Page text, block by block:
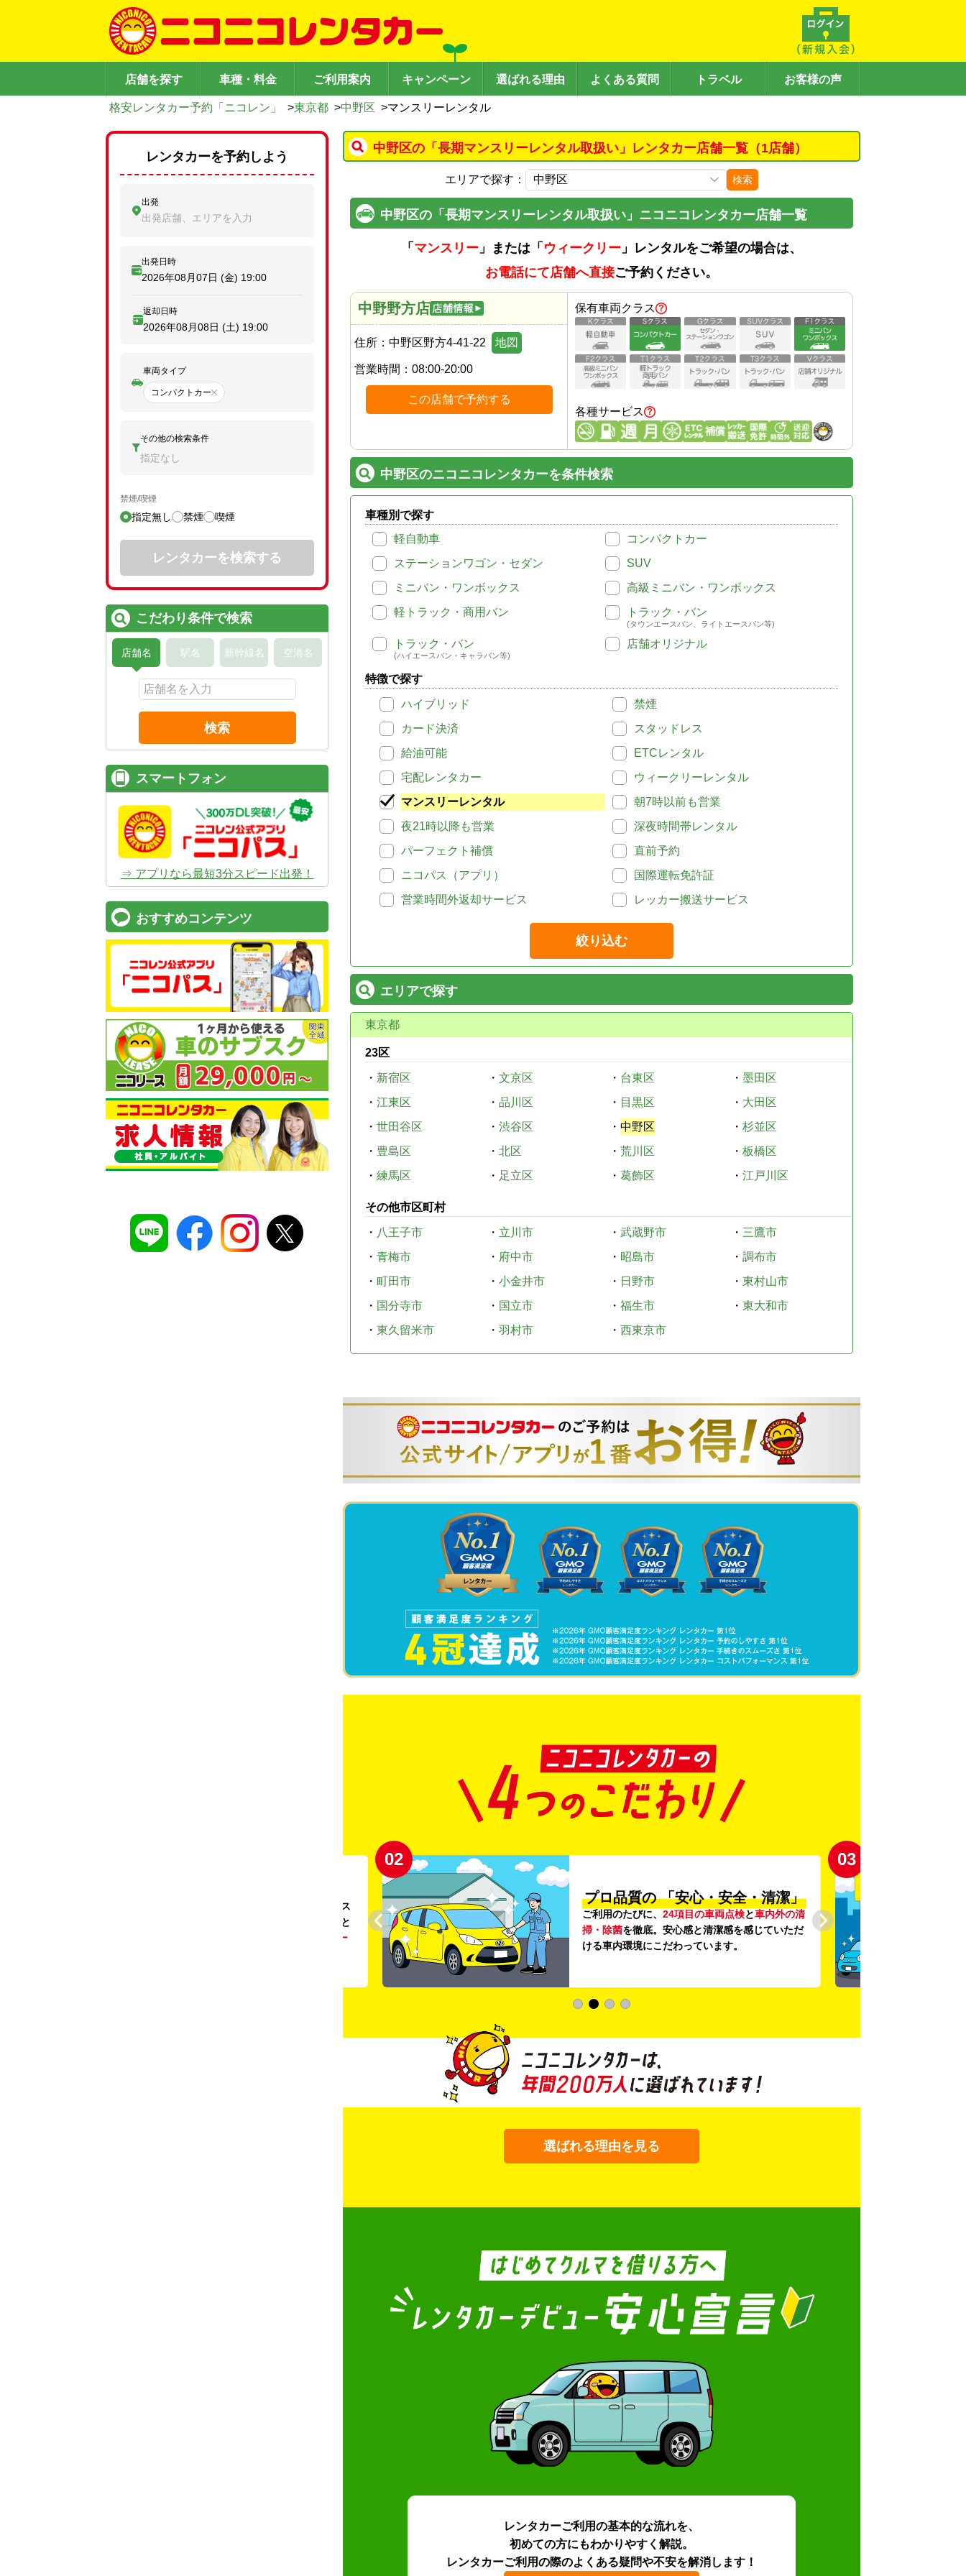
店舗を探す 車種・料金 ご利用案内 キャンペーン 選ばれる理由 よくある質問 トラベル お客様の声
格安レンタカー予約「ニコレン」 >東京都 >中野区 >マンスリーレンタル
中野区の「長期マンスリーレンタル取扱い」レンタカー店舗一覧（1店舗）
エリアで探す： 検索
中野区の「長期マンスリーレンタル取扱い」ニコニコレンタカー店舗一覧
「 マンスリー 」または「 ウィークリー 」レンタルをご希望の場合は、
お電話にて店舗へ直接ご予約ください。
中野野方店
住所： 中野区野方4-41-22 地図
営業時間： 08:00-20:00
この店舗で予約する
保有車両クラス
各種サービス
中野区のニコニコレンタカーを条件検索
車種別で探す
軽自動車
コンパクトカー
ステーションワゴン・セダン
SUV
ミニバン・ワンボックス
高級ミニバン・ワンボックス
軽トラック・商用バン
トラック・バン
(タウンエースバン、ライトエースバン等)
トラック・バン
(ハイエースバン・キャラバン等)
店舗オリジナル
特徴で探す
ハイブリッド
禁煙
カード決済
スタッドレス
給油可能
ETCレンタル
宅配レンタカー
ウィークリーレンタル
マンスリーレンタル
朝7時以前も営業
夜21時以降も営業
深夜時間帯レンタル
パーフェクト補償
直前予約
ニコパス（アプリ）
国際運転免許証
営業時間外返却サービス
レッカー搬送サービス
絞り込む
エリアで探す
東京都
23区
・ 新宿区 ・ 文京区 ・ 台東区 ・ 墨田区
・ 江東区 ・ 品川区 ・ 目黒区 ・ 大田区
・ 世田谷区 ・ 渋谷区 ・ 中野区 ・ 杉並区
・ 豊島区 ・ 北区 ・ 荒川区 ・ 板橋区
・ 練馬区 ・ 足立区 ・ 葛飾区 ・ 江戸川区
その他市区町村
・ 八王子市 ・ 立川市 ・ 武蔵野市 ・ 三鷹市
・ 青梅市 ・ 府中市 ・ 昭島市 ・ 調布市
・ 町田市 ・ 小金井市 ・ 日野市 ・ 東村山市
・ 国分寺市 ・ 国立市 ・ 福生市 ・ 東大和市
・ 東久留米市 ・ 羽村市 ・ 西東京市
。ガソリンス
タンドや整備工場の既存インフラを活用すること
リー
02
プロ品質の 「安心・安全・清潔」
ご利用のたびに、 24項目の車両点検と車内外の清
掃・除菌を徹底。安心感と清潔感を感じていただ
ける車内環境にこだわっています。
03
選ばれる理由を見る
レンタカーご利用の基本的な流れを、
初めての方にもわかりやすく解説。
レンタカーご利用の際のよくある疑問や不安を解消します！
レンタカーを予約しよう
出発
出発店舗、エリアを入力
出発日時
2026年08月07日 (金) 19:00
返却日時
2026年08月08日 (土) 19:00
車両タイプ
コンパクトカー
その他の検索条件
指定なし
禁煙/喫煙
指定無し 禁煙 喫煙
レンタカーを検索する
こだわり条件で検索
店舗名 駅名 新幹線名 空港名
検索
スマートフォン
⇒ アプリなら最短3分スピード出発！
おすすめコンテンツ